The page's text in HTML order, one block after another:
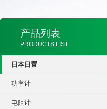
产品列表
PRODUCTS LIST
日本日置
功率计
电阻计